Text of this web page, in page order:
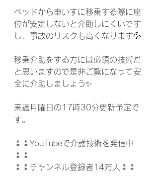
ベッドから車いすに移乗する際に座
位が安定しないと介助しにくいです
し、事故のリスクも高くなります💦
移乗介助をする方には必須の技術だ
と思いますので是非ご覧になって安
全に介助しましょう✨
来週月曜日の17時30分更新予定で
す。
⁑⁑YouTubeで介護技術を発信中
⁑⁑
⁑⁑チャンネル登録者14万人⁑⁑